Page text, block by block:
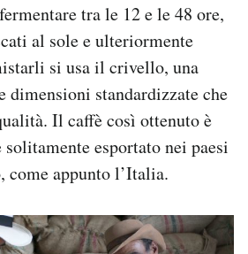
tra le 12 e le 48 ore,
al sole e ulteriormente
si usa il crivello, una
dimensioni standardizzate che
Il caffè così ottenuto è
esportato nei paesi
come appunto l’Italia.